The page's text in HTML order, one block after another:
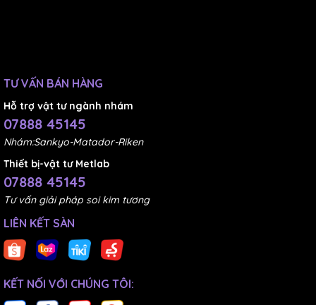
TƯ VẤN BÁN HÀNG
Hỗ trợ vật tư ngành nhám
07888 45145
Nhám:Sankyo-Matador-Riken
Thiết bị-vật tư Metlab
07888 45145
Tư vấn giải pháp soi kim tương
LIÊN KẾT SÀN
KẾT NỐI VỚI CHÚNG TÔI: